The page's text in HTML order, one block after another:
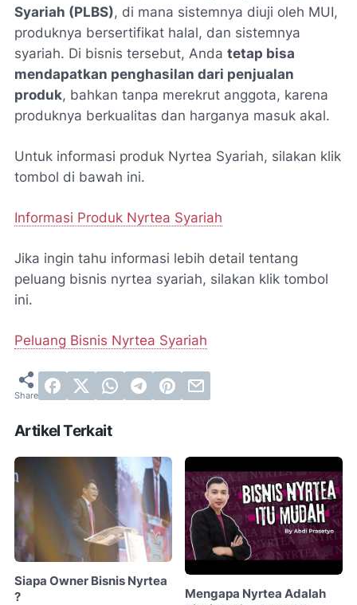
Syariah (PLBS), di mana sistemnya diuji oleh MUI,
produknya bersertifikat halal, dan sistemnya
syariah. Di bisnis tersebut, Anda tetap bisa
mendapatkan penghasilan dari penjualan
produk, bahkan tanpa merekrut anggota, karena
produknya berkualitas dan harganya masuk akal.
Untuk informasi produk Nyrtea Syariah, silakan klik
tombol di bawah ini.
Informasi Produk Nyrtea Syariah
Jika ingin tahu informasi lebih detail tentang
peluang bisnis nyrtea syariah, silakan klik tombol
ini.
Peluang Bisnis Nyrtea Syariah
Artikel Terkait
Siapa Owner Bisnis Nyrtea
?
Mengapa Nyrtea Adalah